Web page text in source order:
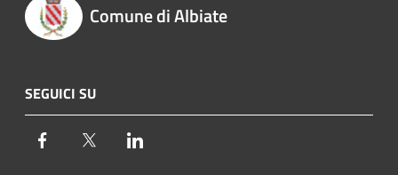
Comune di Albiate
SEGUICI SU
Facebook Twitter